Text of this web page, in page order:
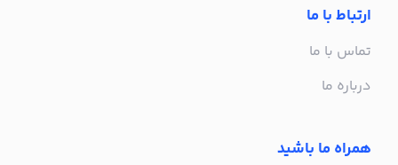
ارتباط با ما
تماس با ما
درباره ما
همراه ما باشید